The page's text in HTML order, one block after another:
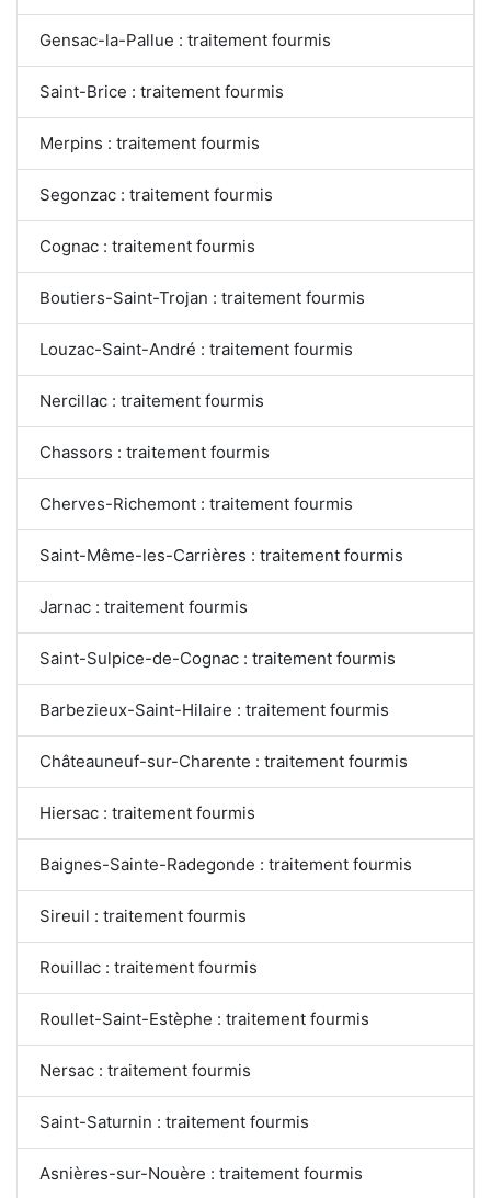
Gensac-la-Pallue : traitement fourmis
Saint-Brice : traitement fourmis
Merpins : traitement fourmis
Segonzac : traitement fourmis
Cognac : traitement fourmis
Boutiers-Saint-Trojan : traitement fourmis
Louzac-Saint-André : traitement fourmis
Nercillac : traitement fourmis
Chassors : traitement fourmis
Cherves-Richemont : traitement fourmis
Saint-Même-les-Carrières : traitement fourmis
Jarnac : traitement fourmis
Saint-Sulpice-de-Cognac : traitement fourmis
Barbezieux-Saint-Hilaire : traitement fourmis
Châteauneuf-sur-Charente : traitement fourmis
Hiersac : traitement fourmis
Baignes-Sainte-Radegonde : traitement fourmis
Sireuil : traitement fourmis
Rouillac : traitement fourmis
Roullet-Saint-Estèphe : traitement fourmis
Nersac : traitement fourmis
Saint-Saturnin : traitement fourmis
Asnières-sur-Nouère : traitement fourmis